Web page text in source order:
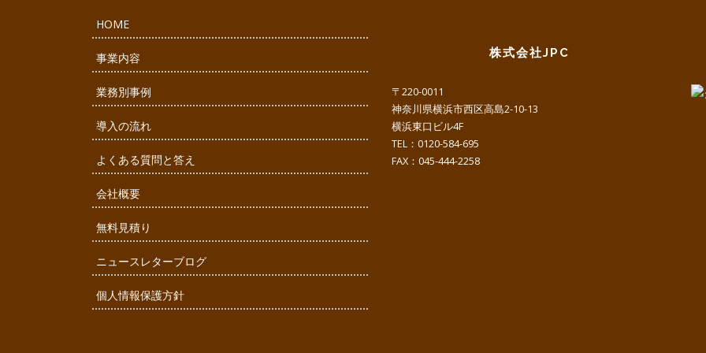
HOME
事業内容
業務別事例
導入の流れ
よくある質問と答え
会社概要
無料見積り
ニュースレターブログ
個人情報保護方針
株式会社JPC
〒220-0011
神奈川県横浜市西区高島2-10-13
横浜東口ビル4F
TEL：0120-584-695
FAX：045-444-2258